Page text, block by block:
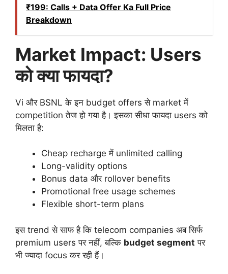
₹199: Calls + Data Offer Ka Full Price
Breakdown
Market Impact: Users
को क्या फायदा?
Vi और BSNL के इन budget offers से market में
competition तेज हो गया है। इसका सीधा फायदा users को
मिलता है:
Cheap recharge में unlimited calling
Long-validity options
Bonus data और rollover benefits
Promotional free usage schemes
Flexible short-term plans
इस trend से साफ है कि telecom companies अब सिर्फ
premium users पर नहीं, बल्कि budget segment पर
भी ज्यादा focus कर रही हैं।